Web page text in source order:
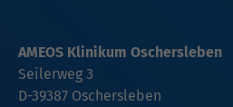
AMEOS Klinikum Oschersleben
Seilerweg 3
D-39387 Oschersleben